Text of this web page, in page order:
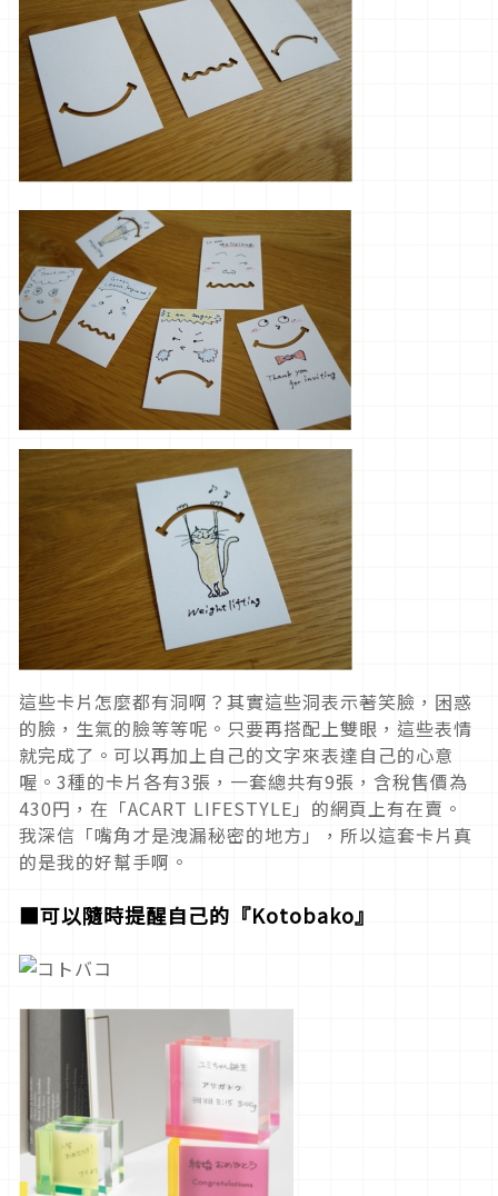
這些卡片怎麼都有洞啊？其實這些洞表示著笑臉，困惑
的臉，生氣的臉等等呢。只要再搭配上雙眼，這些表情
就完成了。可以再加上自己的文字來表達自己的心意
喔。3種的卡片各有3張，一套總共有9張，含稅售價為
430円，在「ACART LIFESTYLE」的網頁上有在賣。
我深信「嘴角才是洩漏秘密的地方」，所以這套卡片真
的是我的好幫手啊。
■可以隨時提醒自己的『Kotobako』